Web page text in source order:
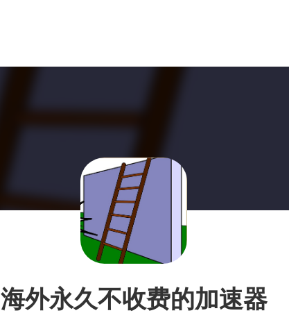
海外永久不收费的加速器